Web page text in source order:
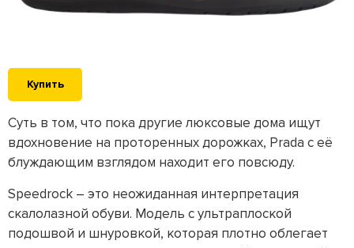
Купить
Суть в том, что пока другие люксовые дома ищут
вдохновение на проторенных дорожках, Prada с её
блуждающим взглядом находит его повсюду.
Speedrock – это неожиданная интерпретация
скалолазной обуви. Модель с ультраплоской
подошвой и шнуровкой, которая плотно облегает